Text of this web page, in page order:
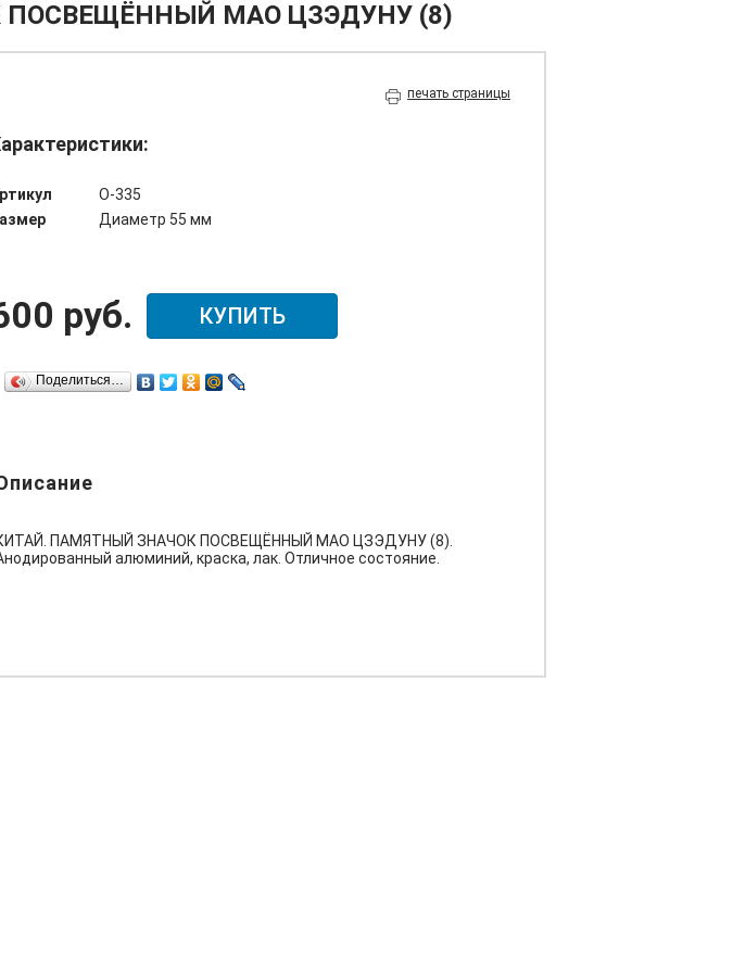
МАО ЦЗЭДУНУ (8)
печать страницы
О-335
Диаметр 55 мм
руб. КУПИТЬ
Поделиться…
ПАМЯТНЫЙ ЗНАЧОК ПОСВЕЩЁННЫЙ МАО ЦЗЭДУНУ (8).
алюминий, краска, лак. Отличное состояние.